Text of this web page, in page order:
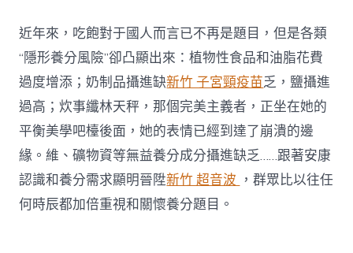
近年來，吃飽對于國人而言已不再是題目，但是各類
“隱形養分風險”卻凸顯出來：植物性食品和油脂花費
過度增添；奶制品攝進缺新竹 子宮頸疫苗乏，鹽攝進
過高；炊事纖林天秤，那個完美主義者，正坐在她的
平衡美學吧檯後面，她的表情已經到達了崩潰的邊
緣。維、礦物資等無益養分成分攝進缺乏……跟著安康
認識和養分需求顯明晉陞新竹 超音波 ，群眾比以往任
何時辰都加倍重視和關懷養分題目。